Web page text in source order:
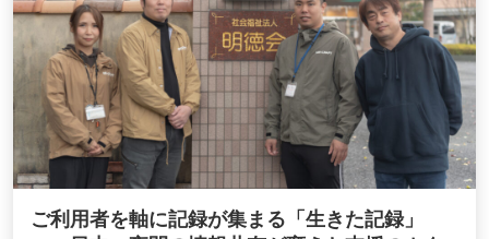
ご利用者を軸に記録が集まる「生きた記録」